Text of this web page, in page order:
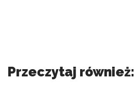
Przeczytaj również: